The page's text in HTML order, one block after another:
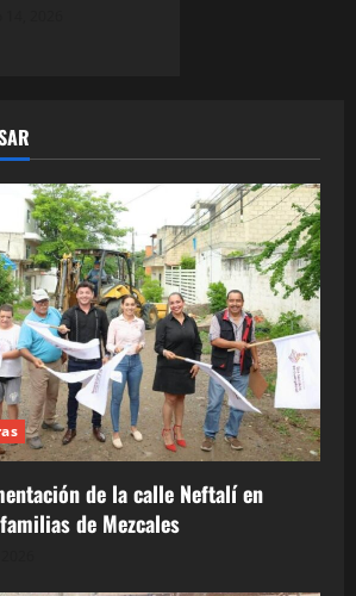
de la calle Neftalí en
de Mezcales